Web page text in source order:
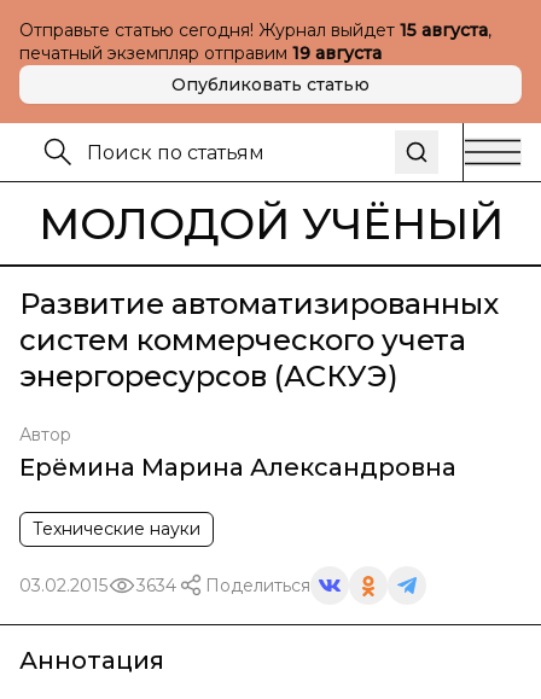
Отправьте статью сегодня! Журнал выйдет 15 августа,
печатный экземпляр отправим 19 августа
Опубликовать статью
МОЛОДОЙ УЧЁНЫЙ
Развитие автоматизированных
систем коммерческого учета
энергоресурсов (АСКУЭ)
Автор
Ерёмина Марина Александровна
Технические науки
03.02.2015 3634 Поделиться
Аннотация